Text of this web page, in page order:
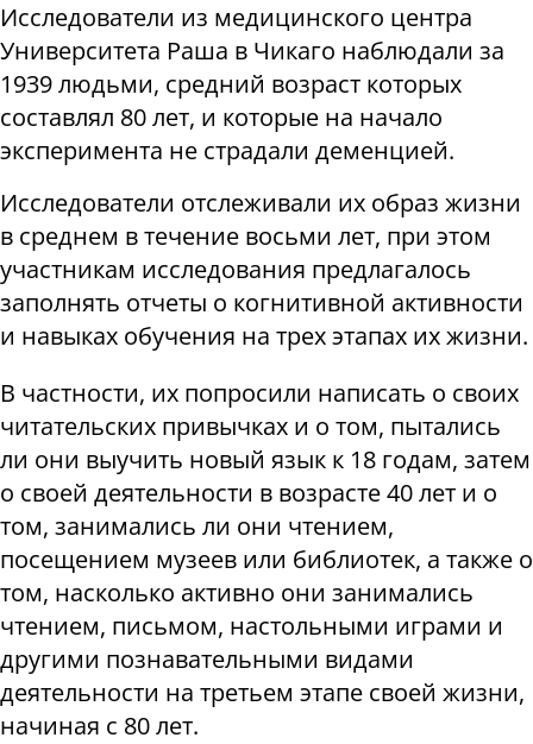
Исследователи из медицинского центра
Университета Раша в Чикаго наблюдали за
1939 людьми, средний возраст которых
составлял 80 лет, и которые на начало
эксперимента не страдали деменцией.
Исследователи отслеживали их образ жизни
в среднем в течение восьми лет, при этом
участникам исследования предлагалось
заполнять отчеты о когнитивной активности
и навыках обучения на трех этапах их жизни.
В частности, их попросили написать о своих
читательских привычках и о том, пытались
ли они выучить новый язык к 18 годам, затем
о своей деятельности в возрасте 40 лет и о
том, занимались ли они чтением,
посещением музеев или библиотек, а также о
том, насколько активно они занимались
чтением, письмом, настольными играми и
другими познавательными видами
деятельности на третьем этапе своей жизни,
начиная с 80 лет.